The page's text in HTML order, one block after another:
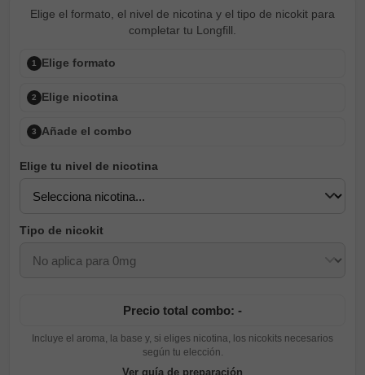
Elige el formato, el nivel de nicotina y el tipo de nicokit para
completar tu Longfill.
1 Elige formato
2 Elige nicotina
3 Añade el combo
Elige tu nivel de nicotina
Tipo de nicokit
Precio total combo: -
Incluye el aroma, la base y, si eliges nicotina, los nicokits necesarios
según tu elección.